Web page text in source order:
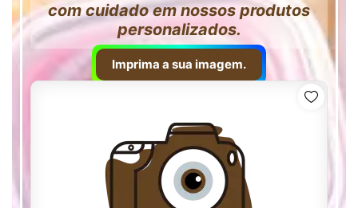
com cuidado em nossos produtos
personalizados.
Imprima a sua imagem.